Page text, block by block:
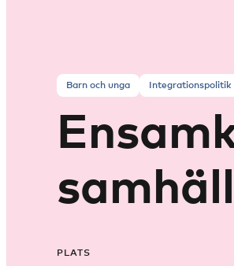
Barn och unga Integrationspolitik
PLATS